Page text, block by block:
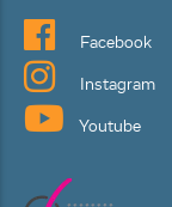
Facebook
Instagram
Youtube